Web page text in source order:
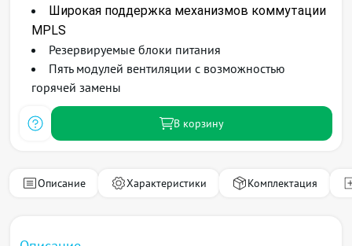
Широкая поддержка механизмов коммутации
MPLS
Резервируемые блоки питания
Пять модулей вентиляции с возможностью
горячей замены
В корзину
Описание Характеристики Комплектация